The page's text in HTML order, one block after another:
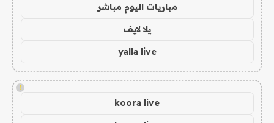
مباريات اليوم مباشر
يلا لايف
yalla live
!
koora live